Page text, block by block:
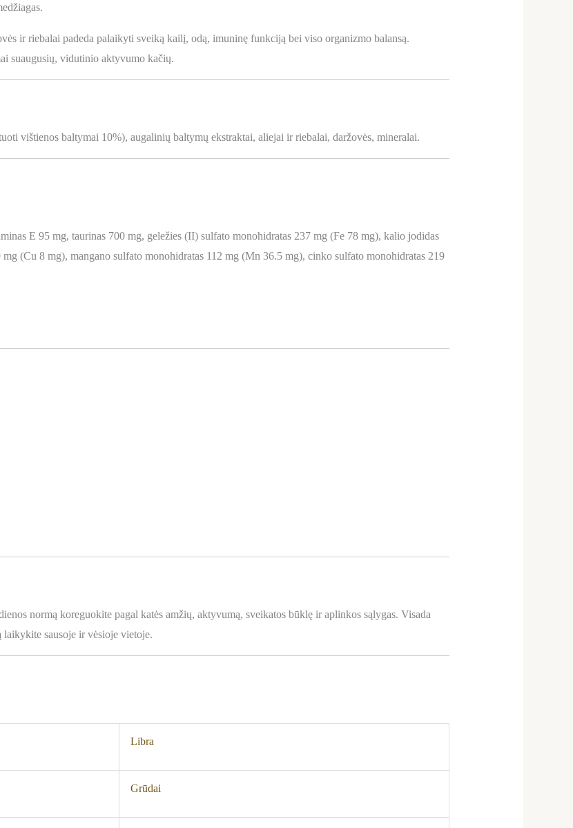
ir riebalai padeda palaikyti sveiką kailį, odą, imuninę funkciją bei viso organizmo balansą.
suaugusių, vidutinio aktyvumo kačių.
vištienos baltymai 10%), augalinių baltymų ekstraktai, aliejai ir riebalai, daržovės, mineralai.
E 95 mg, taurinas 700 mg, geležies (II) sulfato monohidratas 237 mg (Fe 78 mg), kalio jodidas
(Cu 8 mg), mangano sulfato monohidratas 112 mg (Mn 36.5 mg), cinko sulfato monohidratas 219
normą koreguokite pagal katės amžių, aktyvumą, sveikatos būklę ir aplinkos sąlygas. Visada
laikykite sausoje ir vėsioje vietoje.
Libra
Grūdai